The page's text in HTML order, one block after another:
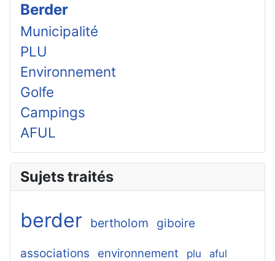
Berder
Municipalité
PLU
Environnement
Golfe
Campings
AFUL
Sujets traités
berder bertholom giboire
associations environnement plu aful